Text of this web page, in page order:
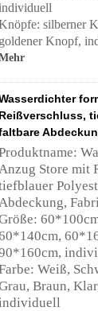
silberner
goldener Knopf,
Reißverschluss,
Store mit
Weiß,
Braun,